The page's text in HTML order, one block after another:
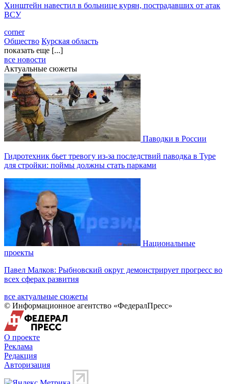
Хинштейн навестил в больнице курян, пострадавших от атак
ВСУ
corner
Общество Курская область
показать еще [...]
все новости
Актуальные сюжеты
Паводки в России
Гидротехник бьет тревогу из-за последствий паводка в Туре
для стройки: поймы должны стать парками
Национальные
проекты
Павел Малков: Рыбновский округ демонстрирует прогресс во
всех сферах развития
все актуальные сюжеты
© Информационное агентство «ФедералПресс»
О проекте
Реклама
Редакция
Авторизация